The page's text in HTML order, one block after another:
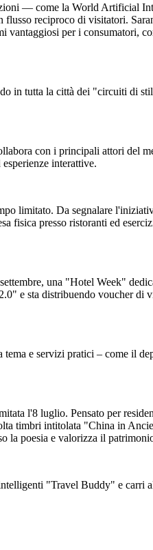
— come la World Artificial
reciproco di visitatori.
vantaggiosi per i consumatori,
in tutta la città dei "circuiti di
con i principali attori del
interattive.
limitato. Da segnalare
fisica presso ristoranti ed
una "Hotel Week"
e sta distribuendo voucher di
e servizi pratici – come il
l'8 luglio. Pensato per
timbri intitolata "China in
poesia e valorizza il
"Travel Buddy" e carri